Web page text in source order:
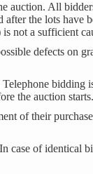
All
the lots have
a sufficient
defects on
the auction starts.
of their
case of